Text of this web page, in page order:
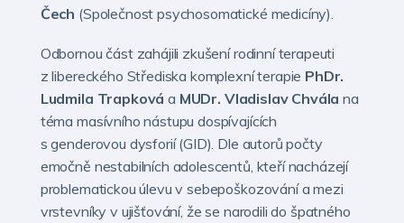
Čech (Společnost psychosomatické medicíny).
Odbornou část zahájili zkušení rodinní terapeuti
z libereckého Střediska komplexní terapie PhDr.
Ludmila Trapková a MUDr. Vladislav Chvála na
téma masívního nástupu dospívajících
s genderovou dysforií (GID). Dle autorů počty
emočně nestabilních adolescentů, kteří nacházejí
problematickou úlevu v sebepoškozování a mezi
vrstevníky v ujišťování, že se narodili do špatného